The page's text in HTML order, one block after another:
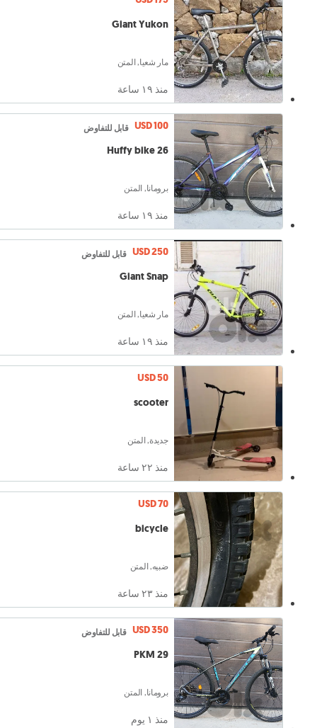
Giant Yukon
مار شعيا, المتن
منذ ١٩ ساعة
USD 100 قابل للتفاوض
Huffy bike 26
برومانا, المتن
منذ ١٩ ساعة
USD 250 قابل للتفاوض
Giant Snap
مار شعيا, المتن
منذ ١٩ ساعة
USD 50
scooter
جديدة, المتن
منذ ٢٢ ساعة
USD 70
bicycle
ضبيه, المتن
منذ ٢٣ ساعة
USD 350 قابل للتفاوض
PKM 29
برومانا, المتن
منذ ١ يوم